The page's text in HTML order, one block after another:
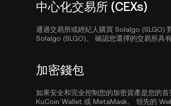
中心化交易所 (CEXs)
通過交易所或經紀人購買 Solalgo (SLGO)
Solalgo (SLGO)。 確認您選擇的交易所具
加密錢包
如果安全和完全控制您的加密資產是您的
KuCoin Wallet 或 MetaMask。 領先的